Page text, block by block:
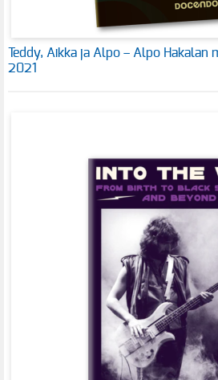
Teddy, Aikka ja Alpo – Alpo Hakalan
2021